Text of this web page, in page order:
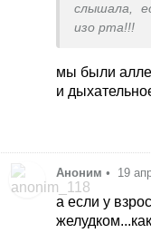
слышала,
изо рта!!!
мы были
и
Аноним • 19
а если у